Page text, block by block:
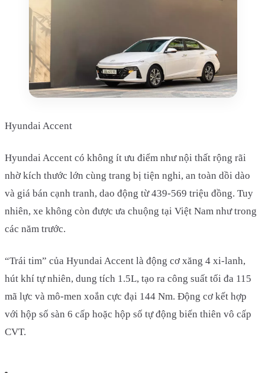
Hyundai Accent
Hyundai Accent có không ít ưu điểm như nội thất rộng rãi
nhờ kích thước lớn cùng trang bị tiện nghi, an toàn dồi dào
và giá bán cạnh tranh, dao động từ 439-569 triệu đồng. Tuy
nhiên, xe không còn được ưa chuộng tại Việt Nam như trong
các năm trước.
“Trái tim” của Hyundai Accent là động cơ xăng 4 xi-lanh,
hút khí tự nhiên, dung tích 1.5L, tạo ra công suất tối đa 115
mã lực và mô-men xoắn cực đại 144 Nm. Động cơ kết hợp
với hộp số sàn 6 cấp hoặc hộp số tự động biến thiên vô cấp
CVT.